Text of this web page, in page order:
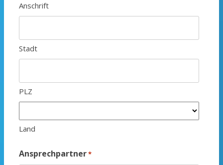
Anschrift
Stadt
PLZ
Land
Ansprechpartner*